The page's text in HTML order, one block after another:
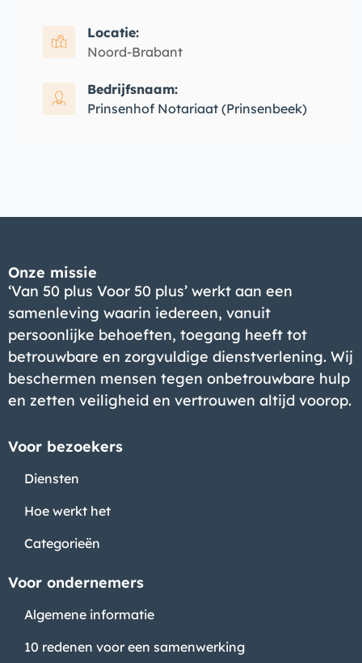
Locatie:
Noord-Brabant
Bedrijfsnaam:
Prinsenhof Notariaat (Prinsenbeek)
Onze missie
‘Van 50 plus Voor 50 plus’ werkt aan een
samenleving waarin iedereen, vanuit
persoonlijke behoeften, toegang heeft tot
betrouwbare en zorgvuldige dienstverlening. Wij
beschermen mensen tegen onbetrouwbare hulp
en zetten veiligheid en vertrouwen altijd voorop.
Voor bezoekers
Diensten
Hoe werkt het
Categorieën
Voor ondernemers
Algemene informatie
10 redenen voor een samenwerking